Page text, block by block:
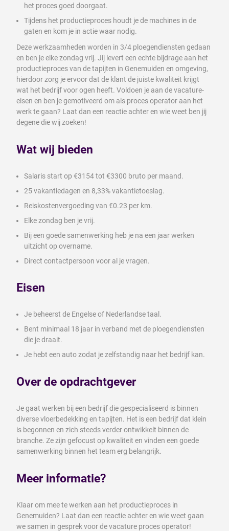
het proces goed doorgaat.
Tijdens het productieproces houdt je de machines in de
gaten en kom je in actie waar nodig.
Deze werkzaamheden worden in 3/4 ploegendiensten gedaan
en ben je elke zondag vrij. Jij levert een echte bijdrage aan het
productieproces van de tapijten in Genemuiden en omgeving,
hierdoor zorg je ervoor dat de klant de juiste kwaliteit krijgt
wat het bedrijf voor ogen heeft. Voldoen je aan de vacature-
eisen en ben je gemotiveerd om als proces operator aan het
werk te gaan? Laat dan een reactie achter en wie weet ben jij
degene die wij zoeken!
Wat wij bieden
Salaris start op €3154 tot €3300 bruto per maand.
25 vakantiedagen en 8,33% vakantietoeslag.
Reiskostenvergoeding van €0.23 per km.
Elke zondag ben je vrij.
Bij een goede samenwerking heb je na een jaar werken
uitzicht op overname.
Direct contactpersoon voor al je vragen.
Eisen
Je beheerst de Engelse of Nederlandse taal.
Bent minimaal 18 jaar in verband met de ploegendiensten
die je draait.
Je hebt een auto zodat je zelfstandig naar het bedrijf kan.
Over de opdrachtgever
Je gaat werken bij een bedrijf die gespecialiseerd is binnen
diverse vloerbedekking en tapijten. Het is een bedrijf dat klein
is begonnen en zich steeds verder ontwikkelt binnen de
branche. Ze zijn gefocust op kwaliteit en vinden een goede
samenwerking binnen het team erg belangrijk.
Meer informatie?
Klaar om mee te werken aan het productieproces in
Genemuiden? Laat dan een reactie achter en wie weet gaan
we samen in gesprek voor de vacature proces operator!